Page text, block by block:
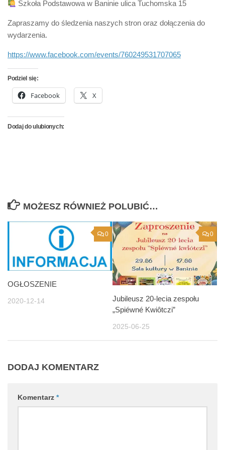
Szkoła Podstawowa w Baninie ulica Tuchomska 15
Zapraszamy do śledzenia naszych stron oraz dołączenia do
wydarzenia.
https://www.facebook.com/events/760249531707065
Podziel się:
Facebook X
Dodaj do ulubionych:
MOŻESZ RÓWNIEŻ POLUBIĆ…
0
OGŁOSZENIE
2020-12-14
0
Jubileusz 20-lecia zespołu
„Spiéwné Kwiôtczi”
2025-06-25
DODAJ KOMENTARZ
Komentarz *